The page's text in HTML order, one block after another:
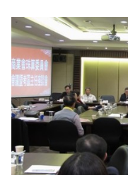
焰伉儷、印尼林建中會長伉儷等多人。 此次
基礎理念，讓人留下深刻
將比賽帶入最高潮，並於